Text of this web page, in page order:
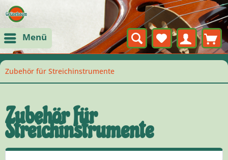
Menü
Zubehör für Streichinstrumente
Zubehör für
Streichinstrumente